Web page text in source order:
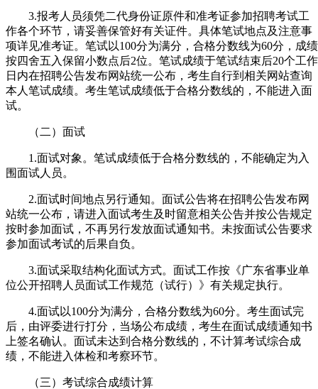
3.报考人员须凭二代身份证原件和准考证参加招聘考试工
作各个环节，请妥善保管好有关证件。具体笔试地点及注意事
项详见准考证。笔试以100分为满分，合格分数线为60分，成绩
按四舍五入保留小数点后2位。笔试成绩于笔试结束后20个工作
日内在招聘公告发布网站统一公布，考生自行到相关网站查询
本人笔试成绩。考生笔试成绩低于合格分数线的，不能进入面
试。
（二）面试
1.面试对象。笔试成绩低于合格分数线的，不能确定为入
围面试人员。
2.面试时间地点另行通知。面试公告将在招聘公告发布网
站统一公布，请进入面试考生及时留意相关公告并按公告规定
按时参加面试，不再另行发放面试通知书。未按面试公告要求
参加面试考试的后果自负。
3.面试采取结构化面试方式。面试工作按《广东省事业单
位公开招聘人员面试工作规范（试行）》有关规定执行。
4.面试以100分为满分，合格分数线为60分。考生面试完
后，由评委进行打分，当场公布成绩，考生在面试成绩通知书
上签名确认。面试未达到合格分数线的，不计算考试综合成
绩，不能进入体检和考察环节。
（三）考试综合成绩计算